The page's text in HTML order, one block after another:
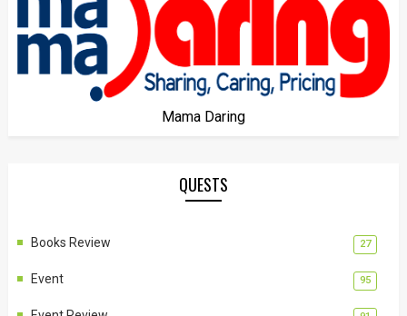
Mama Daring
QUESTS
Books Review 27
Event 95